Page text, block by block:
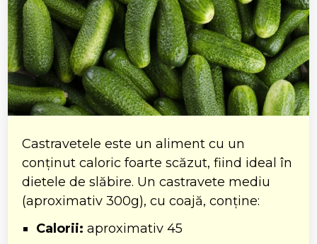
Castravetele este un aliment cu un
conținut caloric foarte scăzut, fiind ideal în
dietele de slăbire. Un castravete mediu
(aproximativ 300g), cu coajă, conține:
Calorii: aproximativ 45